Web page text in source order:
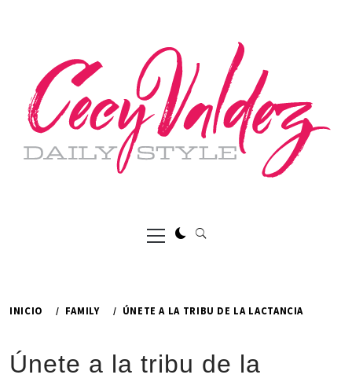
Menú
principal
INICIO FAMILY ÚNETE A LA TRIBU DE LA LACTANCIA
Únete a la tribu de la